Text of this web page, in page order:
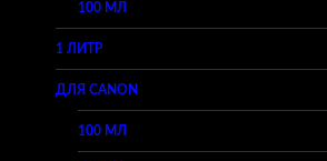
100 МЛ
1 ЛИТР
ДЛЯ CANON
100 МЛ